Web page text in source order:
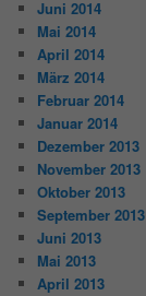
Juni 2014
Mai 2014
April 2014
März 2014
Februar 2014
Januar 2014
Dezember 2013
November 2013
Oktober 2013
September 2013
Juni 2013
Mai 2013
April 2013